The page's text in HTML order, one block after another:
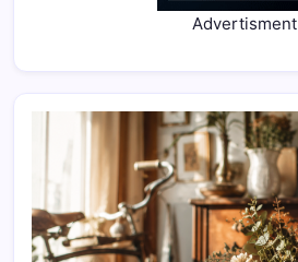
Advertisment